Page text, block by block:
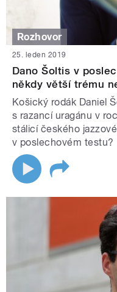
Rozhovor
25. leden 2019
Dano Šoltis v
někdy větší trému
Košický rodák Daniel
s razancí uragánu v
stálicí českého
v poslechovém testu?